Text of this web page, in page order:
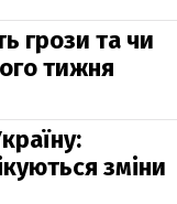
грози та чи
тижня
зміни